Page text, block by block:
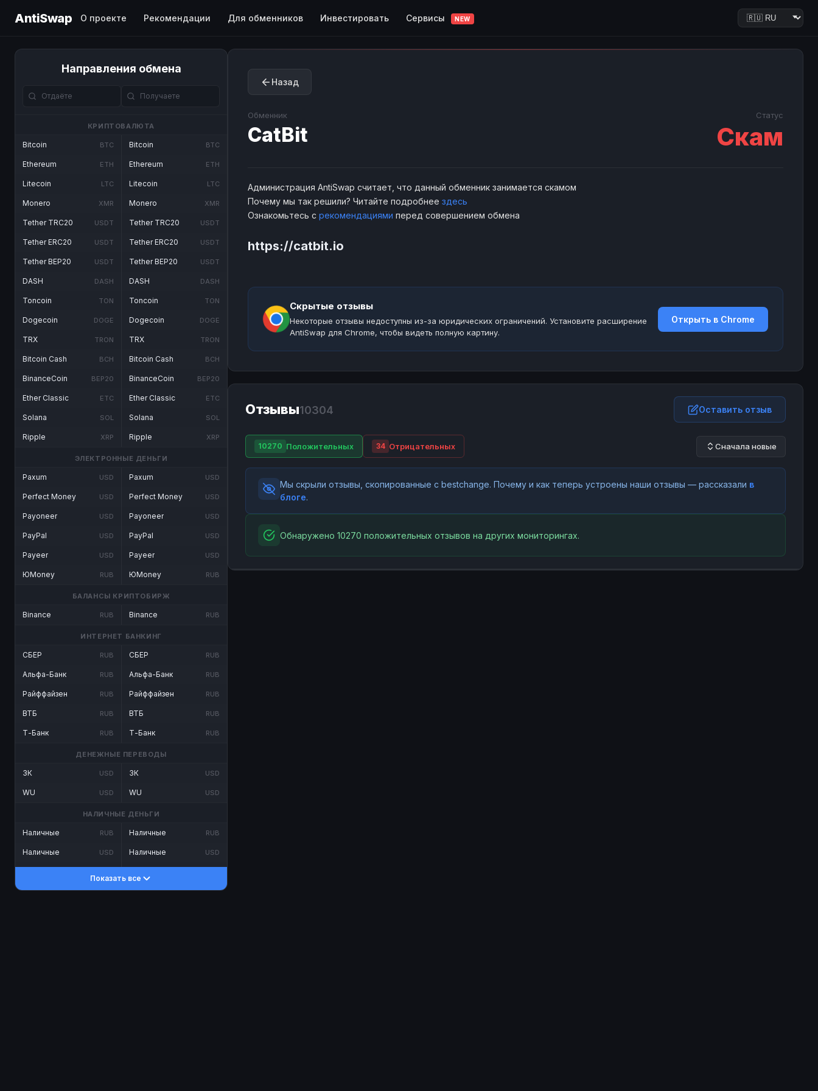
AntiSwap О проекте Рекомендации Для обменников Инвестировать Сервисы NEW
Направления обмена
КРИПТОВАЛЮТА
Bitcoin BTC
Ethereum ETH
Litecoin LTC
Monero XMR
Tether TRC20 USDT
Tether ERC20 USDT
Tether BEP20 USDT
DASH DASH
Toncoin TON
Dogecoin DOGE
TRX TRON
Bitcoin Cash BCH
BinanceCoin BEP20
Ether Classic ETC
Solana SOL
Ripple XRP
Bitcoin BTC
Ethereum ETH
Litecoin LTC
Monero XMR
Tether TRC20 USDT
Tether ERC20 USDT
Tether BEP20 USDT
DASH DASH
Toncoin TON
Dogecoin DOGE
TRX TRON
Bitcoin Cash BCH
BinanceCoin BEP20
Ether Classic ETC
Solana SOL
Ripple XRP
ЭЛЕКТРОННЫЕ ДЕНЬГИ
Paxum USD
Perfect Money USD
Payoneer USD
PayPal USD
Payeer USD
ЮMoney RUB
Paxum USD
Perfect Money USD
Payoneer USD
PayPal USD
Payeer USD
ЮMoney RUB
БАЛАНСЫ КРИПТОБИРЖ
Binance RUB Binance RUB
ИНТЕРНЕТ БАНКИНГ
СБЕР RUB
Альфа-Банк RUB
Райффайзен RUB
ВТБ RUB
Т-Банк RUB
СБЕР RUB
Альфа-Банк RUB
Райффайзен RUB
ВТБ RUB
Т-Банк RUB
ДЕНЕЖНЫЕ ПЕРЕВОДЫ
ЗК USD
WU USD
ЗК USD
WU USD
НАЛИЧНЫЕ ДЕНЬГИ
Наличные RUB
Наличные USD
Наличные RUB
Наличные USD
Показать все
Назад
Обменник
CatBit
Статус
Скам
Администрация AntiSwap считает, что данный обменник занимается скамом
Почему мы так решили? Читайте подробнее здесь
Ознакомьтесь с рекомендациями перед совершением обмена
https://catbit.io
Скрытые отзывы
Некоторые отзывы недоступны из-за юридических ограничений. Установите расширение
AntiSwap для Chrome, чтобы видеть полную картину.
Открыть в Chrome
Отзывы10304 Оставить отзыв
10270 Положительных 34 Отрицательных Сначала новые
Мы скрыли отзывы, скопированные с bestchange. Почему и как теперь устроены наши отзывы — рассказали в
блоге.
Обнаружено 10270 положительных отзывов на других мониторингах.